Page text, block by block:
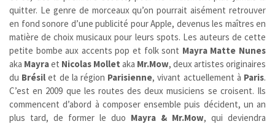
quitter. Le genre de morceaux qu’on pourrait aisément retrouver
en fond sonore d’une publicité pour Apple, devenus les maîtres en
matière de choix musicaux pour leurs spots. Les auteurs de cette
petite bombe aux accents pop et folk sont Mayra Matte Nunes
aka Mayraet Nicolas Mollet aka Mr.Mow, deux artistes originaires
du Brésil et de la région Parisienne, vivant actuellement à Paris.
C’est en 2009 que les routes des deux musiciens se croisent. Ils
commencent d’abord à composer ensemble puis décident, un an
plus tard, de former le duo Mayra & Mr.Mow, qui deviendra